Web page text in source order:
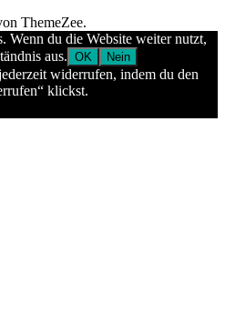
ThemeZee.
Wenn du die Website weiter nutzt,
aus. OK Nein
widerrufen, indem du den
klickst.